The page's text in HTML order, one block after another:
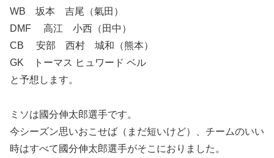
WB 坂本 吉尾（氣田）
DMF 高江 小西（田中）
CB 安部 西村 城和（熊本）
GK トーマス ヒュワード ベル
と予想します。
ミソは國分伸太郎選手です。
今シーズン思いおこせば（まだ短いけど）、チームのいい
時はすべて國分伸太郎選手がそこにおりました。